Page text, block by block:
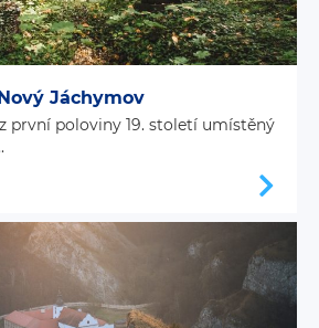
Jáchymov
první poloviny 19. století umístěný